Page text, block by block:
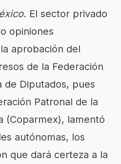
El sector privado
opiniones
aprobación del
de la Federación
de Diputados, pues
Patronal de la
(Coparmex), lamentó
autónomas, los
que dará certeza a la